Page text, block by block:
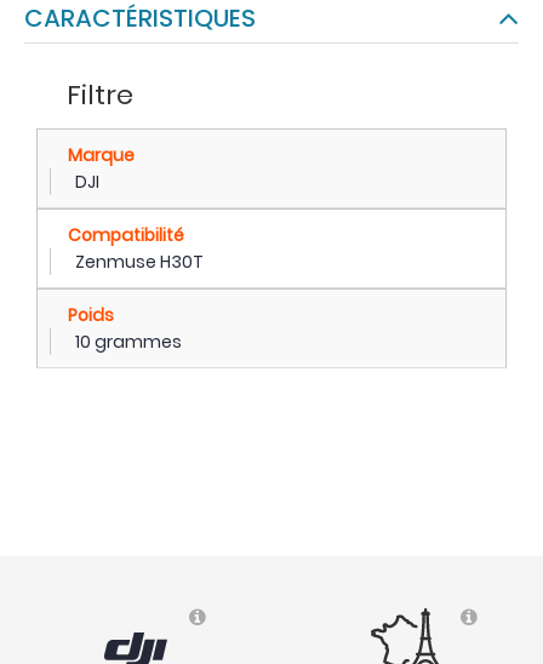
CARACTÉRISTIQUES
Filtre
Marque
DJI
Compatibilité
Zenmuse H30T
Poids
10 grammes